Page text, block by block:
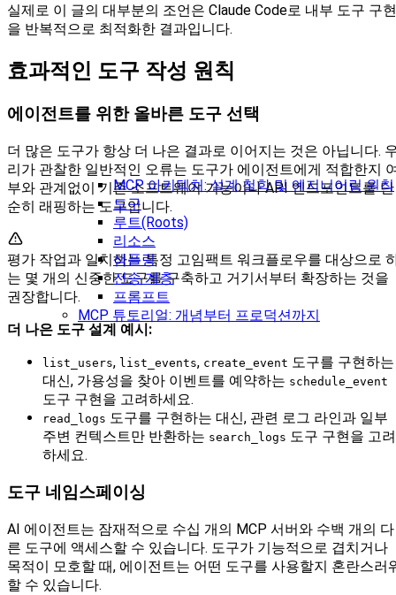
MCP 아키텍처: 설계 철학 및 엔지니어링 원칙
도구
루트(Roots)
리소스
샘플링
전송 계층
프롬프트
MCP 튜토리얼: 개념부터 프로덕션까지
실제로 이 글의 대부분의 조언은 Claude Code로 내부 도구 구현
을 반복적으로 최적화한 결과입니다.
효과적인 도구 작성 원칙
에이전트를 위한 올바른 도구 선택
더 많은 도구가 항상 더 나은 결과로 이어지는 것은 아닙니다.
리가 관찰한 일반적인 오류는 도구가 에이전트에게 적합한지
부와 관계없이 기존 소프트웨어 기능이나 API 엔드포인트를 단
순히 래핑하는 도구입니다.
평가 작업과 일치하는 특정 고임팩트 워크플로우를 대상으로
는 몇 개의 신중한 도구를 구축하고 거기서부터 확장하는 것을
권장합니다.
더 나은 도구 설계 예시:
list_users, list_events, create_event 도구를 구현하는
대신, 가용성을 찾아 이벤트를 예약하는 schedule_event
도구 구현을 고려하세요.
read_logs 도구를 구현하는 대신, 관련 로그 라인과 일부
주변 컨텍스트만 반환하는 search_logs 도구 구현을 고려
하세요.
도구 네임스페이싱
AI 에이전트는 잠재적으로 수십 개의 MCP 서버와 수백 개의 다
른 도구에 액세스할 수 있습니다. 도구가 기능적으로 겹치거나
목적이 모호할 때, 에이전트는 어떤 도구를 사용할지 혼란스러
할 수 있습니다.